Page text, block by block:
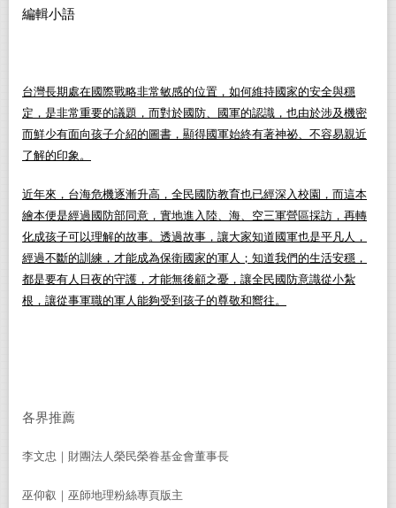
編輯小語
台灣長期處在國際戰略非常敏感的位置，如何維持國家的安全與穩
定，是非常重要的議題，而對於國防、國軍的認識，也由於涉及機密
而鮮少有面向孩子介紹的圖書，顯得國軍始終有著神祕、不容易親近
了解的印象。
近年來，台海危機逐漸升高，全民國防教育也已經深入校園，而這本
繪本便是經過國防部同意，實地進入陸、海、空三軍營區採訪，再轉
化成孩子可以理解的故事。透過故事，讓大家知道國軍也是平凡人，
經過不斷的訓練，才能成為保衛國家的軍人；知道我們的生活安穩，
都是要有人日夜的守護，才能無後顧之憂，讓全民國防意識從小紮
根，讓從事軍職的軍人能夠受到孩子的尊敬和嚮往。
各界推薦
李文忠｜財團法人榮民榮眷基金會董事長
巫仰叡｜巫師地理粉絲專頁版主